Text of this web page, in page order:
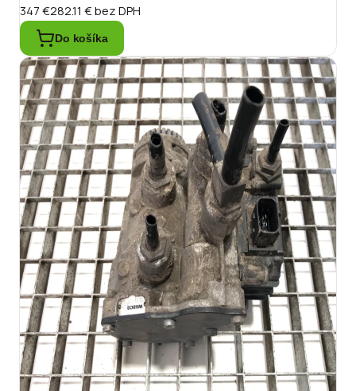
347 €282.11 €bez DPH
Do košíka